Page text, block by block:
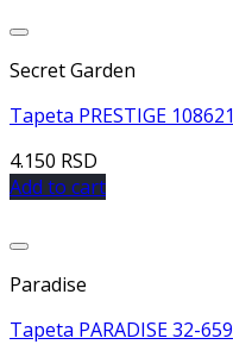
Secret Garden
Tapeta PRESTIGE 108621
4.150 RSD
Add to cart
Paradise
Tapeta PARADISE 32-659